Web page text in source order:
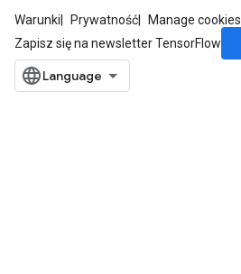
Warunki Prywatność
Manage cookies
Zapisz się na newsletter TensorFlow